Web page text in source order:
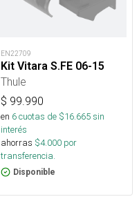
EN22709
Kit Vitara S.FE 06-15
Thule
$ 99.990
en 6cuotas de $16.665sin
interés
ahorras $4.000 por
transferencia.
Disponible